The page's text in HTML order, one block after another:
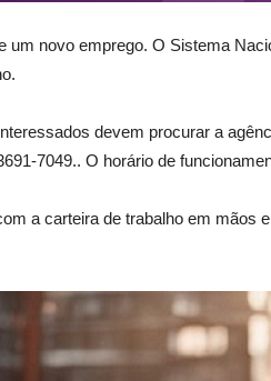
um novo emprego. O Sistema
devem procurar a
7049.. O horário de
a carteira de trabalho em mãos